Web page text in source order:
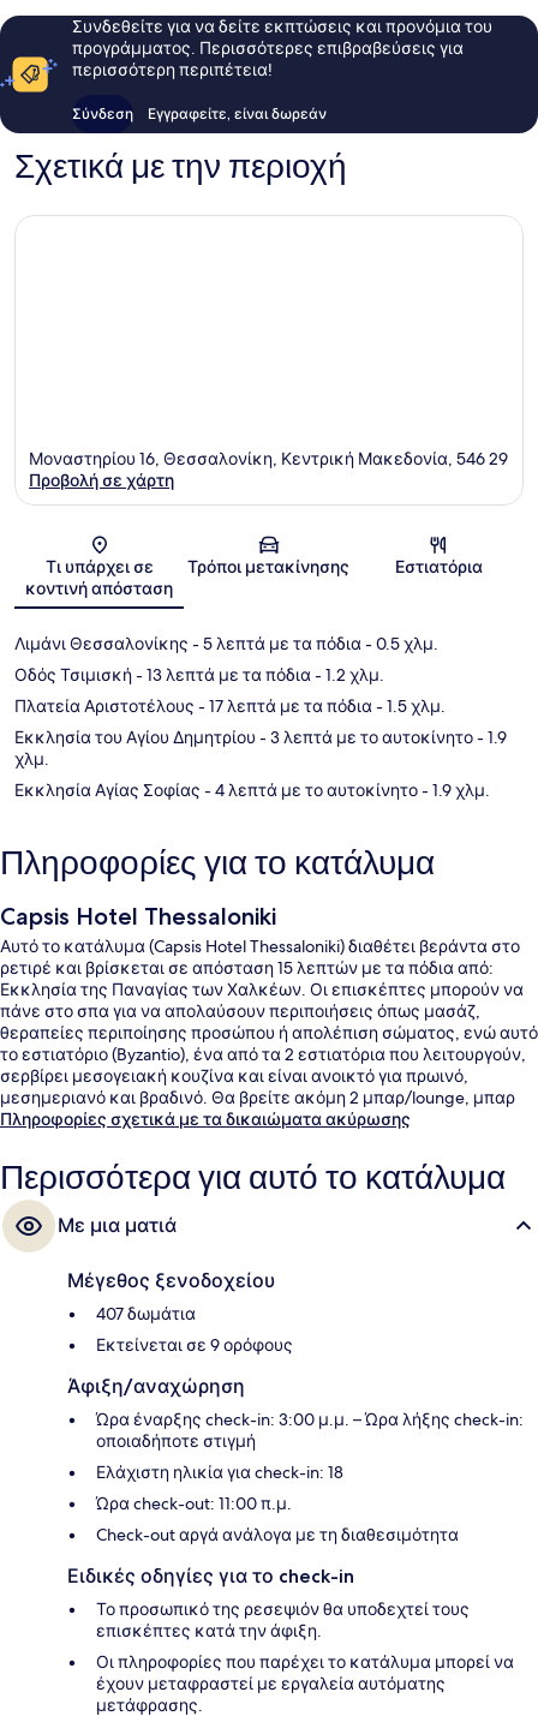
Συνδεθείτε για να δείτε εκπτώσεις και προνόμια του
προγράμματος. Περισσότερες επιβραβεύσεις για
περισσότερη περιπέτεια!
Σύνδεση Εγγραφείτε, είναι δωρεάν
Σχετικά με την περιοχή
Χάρτης
Μοναστηρίου 16, Θεσσαλονίκη, Κεντρική Μακεδονία, 546 29
Προβολή σε χάρτη
Τι υπάρχει σε
κοντινή απόσταση
Τρόποι μετακίνησης Εστιατόρια
Λιμάνι Θεσσαλονίκης - 5 λεπτά με τα πόδια- 0.5 χλμ.
Οδός Τσιμισκή- 13 λεπτά με τα πόδια- 1.2 χλμ.
Πλατεία Αριστοτέλους - 17 λεπτά με τα πόδια- 1.5 χλμ.
Εκκλησία του Αγίου Δημητρίου - 3 λεπτά με το αυτοκίνητο- 1.9
χλμ.
Εκκλησία Αγίας Σοφίας - 4 λεπτά με το αυτοκίνητο- 1.9 χλμ.
Πληροφορίες για το κατάλυμα
Capsis Hotel Thessaloniki
Αυτό το κατάλυμα (Capsis Hotel Thessaloniki) διαθέτει βεράντα στο
ρετιρέ και βρίσκεται σε απόσταση 15 λεπτών με τα πόδια από:
Εκκλησία της Παναγίας των Χαλκέων. Οι επισκέπτες μπορούν να
πάνε στο σπα για να απολαύσουν περιποιήσεις όπως μασάζ,
θεραπείες περιποίησης προσώπου ή απολέπιση σώματος, ενώ αυτό
το εστιατόριο (Byzantio), ένα από τα 2 εστιατόρια που λειτουργούν,
σερβίρει μεσογειακή κουζίνα και είναι ανοικτό για πρωινό,
μεσημεριανό και βραδινό. Θα βρείτε ακόμη 2 μπαρ/lounge, μπαρ
δίπλα στην πισίνα και γυμναστήριο. Άλλοι ταξιδιώτες λένε
μαζικής μεταφοράς είναι σε πολύ κοντινή απόσταση με τα πόδια:
το σημείο επιβίβασης Σταθμός Μετρό Δημοκρατίας βρίσκεται σε
απόσταση 3 λεπτών και το σημείο επιβίβασης Σταθμός Μετρό Νέου
Σιδηροδρομικού Σταθμού βρίσκεται σε απόσταση 6 λεπτών.
Πληροφορίες σχετικά με τα δικαιώματα ακύρωσης
Περισσότερα για αυτό το κατάλυμα
Με μια ματιά
Μέγεθος ξενοδοχείου
407 δωμάτια
Εκτείνεται σε 9 ορόφους
Άφιξη/αναχώρηση
Ώρα έναρξης check-in: 3:00 μ.μ. – Ώρα λήξης check-in:
οποιαδήποτε στιγμή
Ελάχιστη ηλικία για check-in: 18
Ώρα check-out: 11:00 π.μ.
Check-out αργά ανάλογα με τη διαθεσιμότητα
Ειδικές οδηγίες για το check-in
Το προσωπικό της ρεσεψιόν θα υποδεχτεί τους
επισκέπτες κατά την άφιξη.
Οι πληροφορίες που παρέχει το κατάλυμα μπορεί να
έχουν μεταφραστεί με εργαλεία αυτόματης
μετάφρασης.